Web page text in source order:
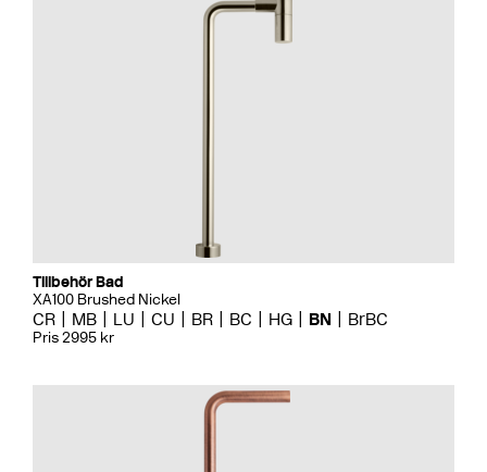
Tillbehör Bad
XA100 Brushed Nickel
CR MB LU CU BR BC HG BN BrBC
Pris 2995 kr